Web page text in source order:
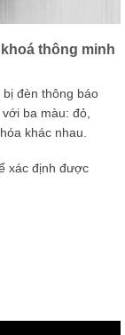
thông minh
đèn thông báo
ba màu: đỏ,
khác nhau.
xác định được